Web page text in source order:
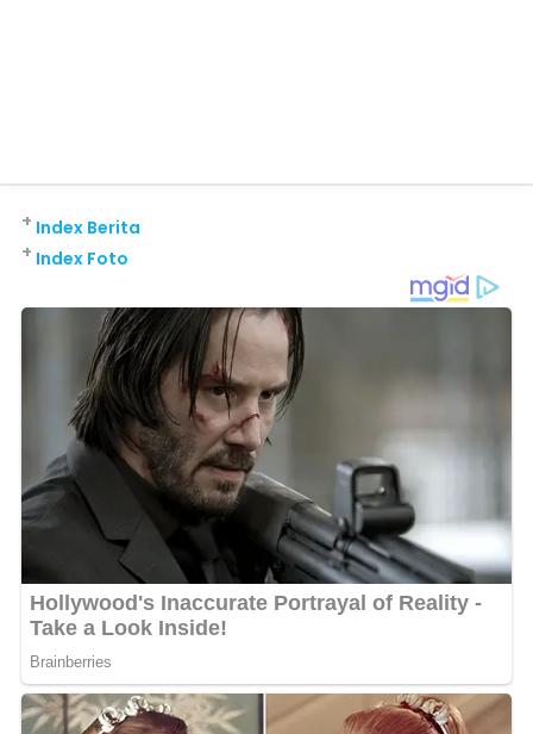
Index Berita
+
Index Foto
+